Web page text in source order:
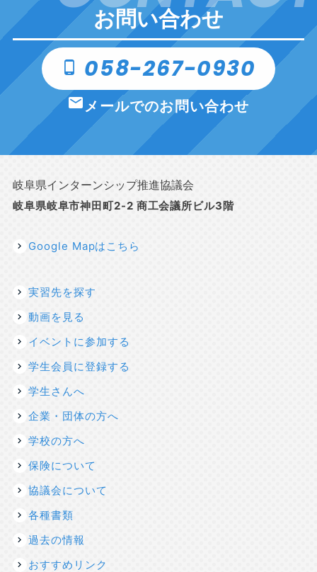
お問い合わせ
phone_android 058-267-0930
emailメールでのお問い合わせ
岐阜県インターンシップ推進協議会
岐阜県岐阜市神田町2-2 商工会議所ビル3階
Google Mapはこちら
実習先を探す
動画を見る
イベントに参加する
学生会員に登録する
学生さんへ
企業・団体の方へ
学校の方へ
保険について
協議会について
各種書類
過去の情報
おすすめリンク